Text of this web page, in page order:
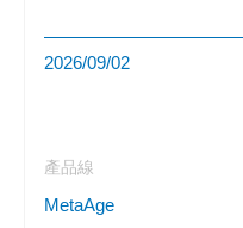
2026/09/02
產品線
MetaAge